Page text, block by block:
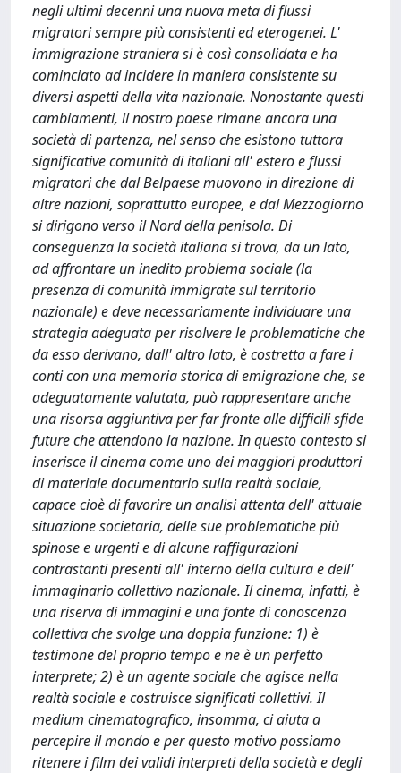
negli ultimi decenni una nuova meta di flussi
migratori sempre più consistenti ed eterogenei. L'
immigrazione straniera si è così consolidata e ha
cominciato ad incidere in maniera consistente su
diversi aspetti della vita nazionale. Nonostante questi
cambiamenti, il nostro paese rimane ancora una
società di partenza, nel senso che esistono tuttora
significative comunità di italiani all' estero e flussi
migratori che dal Belpaese muovono in direzione di
altre nazioni, soprattutto europee, e dal Mezzogiorno
si dirigono verso il Nord della penisola. Di
conseguenza la società italiana si trova, da un lato,
ad affrontare un inedito problema sociale (la
presenza di comunità immigrate sul territorio
nazionale) e deve necessariamente individuare una
strategia adeguata per risolvere le problematiche che
da esso derivano, dall' altro lato, è costretta a fare i
conti con una memoria storica di emigrazione che, se
adeguatamente valutata, può rappresentare anche
una risorsa aggiuntiva per far fronte alle difficili sfide
future che attendono la nazione. In questo contesto si
inserisce il cinema come uno dei maggiori produttori
di materiale documentario sulla realtà sociale,
capace cioè di favorire un analisi attenta dell' attuale
situazione societaria, delle sue problematiche più
spinose e urgenti e di alcune raffigurazioni
contrastanti presenti all' interno della cultura e dell'
immaginario collettivo nazionale. Il cinema, infatti, è
una riserva di immagini e una fonte di conoscenza
collettiva che svolge una doppia funzione: 1) è
testimone del proprio tempo e ne è un perfetto
interprete; 2) è un agente sociale che agisce nella
realtà sociale e costruisce significati collettivi. Il
medium cinematografico, insomma, ci aiuta a
percepire il mondo e per questo motivo possiamo
ritenere i film dei validi interpreti della società e degli